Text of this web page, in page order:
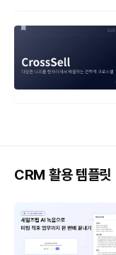
CRM 활용 템플릿